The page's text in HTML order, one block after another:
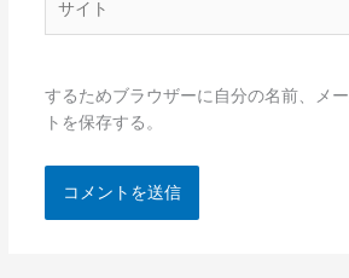
するためブラウザーに自分の名前、メ
トを保存する。